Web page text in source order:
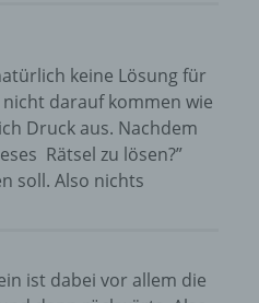
keine Lösung für
darauf kommen wie
Druck aus. Nachdem
Rätsel zu lösen?”
soll. Also nichts
ist dabei vor allem die